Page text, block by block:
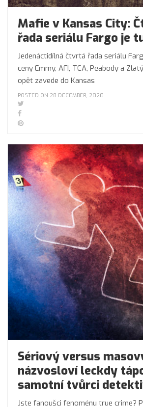
Mafie v Kansas City:
řada seriálu Fargo je
Jedenáctidílná čtvrtá řada seriálu
ceny Emmy, AFI, TCA, Peabody a
opět zavede do Kansas
POSTED ON 28 DECEMBER, 2020
Sériový versus
názvosloví leckdy
samotní tvůrci
Jste fanoušci fenoménu true crime?